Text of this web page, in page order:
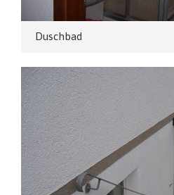
Duschbad